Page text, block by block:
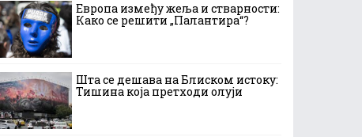
Европа између жеља и стварности:
Како се решити „Палантира“?
Шта се дешава на Блиском истоку:
Тишина која претходи олуји